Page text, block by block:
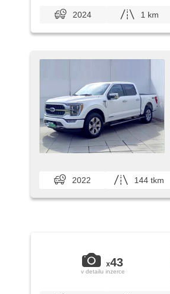
2024 1 km
2022 144 tkm
x43
v detailu inzerce